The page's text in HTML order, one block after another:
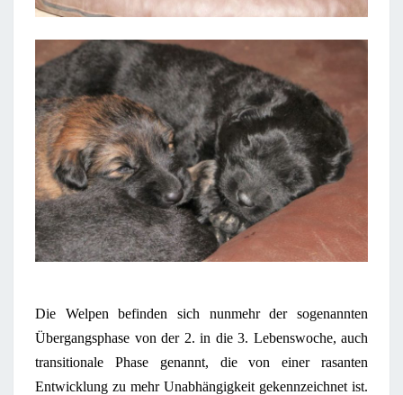
Die Welpen befindensich nunmehrdersogenannten
Übergangsphase von der 2. in die 3. Lebenswoche, auch
transitionale Phase genannt, dievon einer rasanten
Entwicklung zu mehr Unabhängigkeit gekennzeichnet ist.